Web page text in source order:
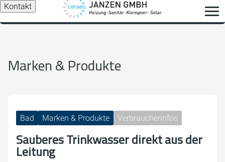
Kontakt
Marken & Produkte
Bad Marken & Produkte Verbraucherinfos
Sauberes Trinkwasser direkt aus der
Leitung